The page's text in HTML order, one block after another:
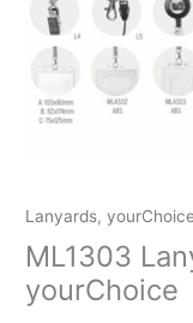
Lanyards,yourChoice
ML1303
yourChoice